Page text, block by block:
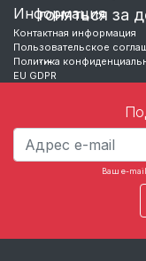
гоняться за
…
Информация
Контактная информация
Пользовательское
Политика
EU GDPR
Ваш e-mail